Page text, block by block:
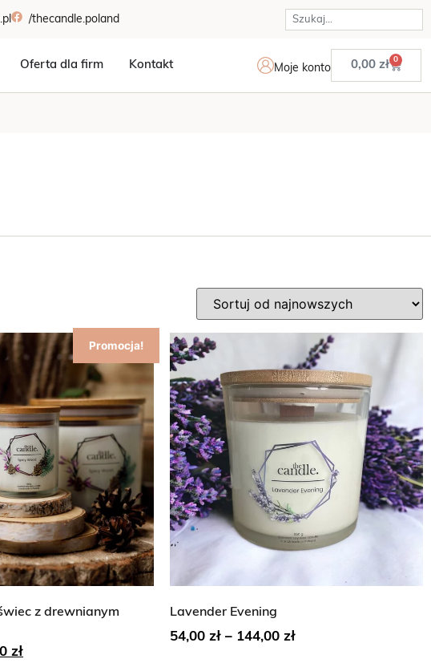
/thecandle.poland
Oferta dla firm Kontakt Moje konto 0,00 zł 0
Promocja!
z drewnianym
zł
Lavender Evening
54,00 zł – 144,00 zł